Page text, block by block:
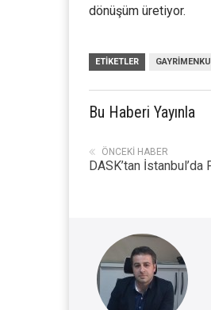
dönüşüm üretiyor.
ETIKETLER
Bu Haberi Yayınla
ÖNCEKI HABER
DASK’tan İstanbul’da